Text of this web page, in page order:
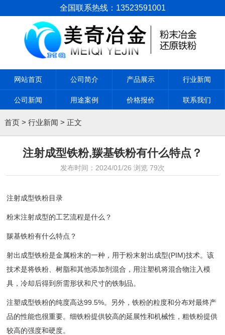
全国联系热线：13523591001
网站首页 公司简介 产品展示 行业新闻
公司新闻 用途案例 价格报价 联系我们
首页> 行业新闻 > 正文
注射成型铁粉,羰基铁粉有什么特点？
发布时间： 2024/01/26 浏览 79次
注射成型铁粉目录
粉末注射成型的工艺流程是什么？
羰基铁粉有什么特点？
射出成型铁粉是金属粉末的一种，用于粉末射出成型(PIM)技术。该
技术是将铁粉、树脂和其他添加剂混合，用注塑机将混合物注入模
具，冷却后得到所需形状和尺寸的铁制品。
注塑成型铁粉的纯度高达99.5%。另外，铁粉的粒度和分布对最终产
品的性能也很重要。细铁粉提供较高的延展性和机械性，粗铁粉提供
较高的强度和硬度。